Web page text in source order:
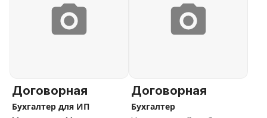
Договорная
Бухгалтер для ИП
Договорная
Бухгалтер